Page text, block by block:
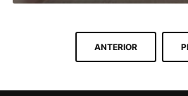
ANTERIOR